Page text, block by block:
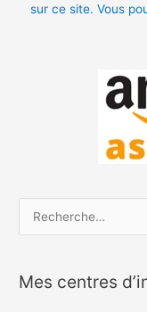
sur ce site. Vous
h
Mes centres